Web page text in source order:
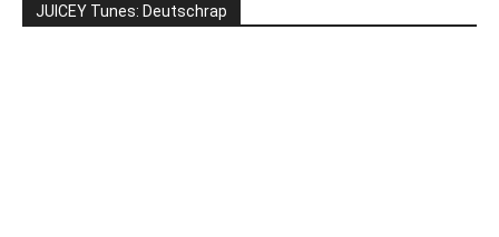
JUICEY Tunes: Deutschrap